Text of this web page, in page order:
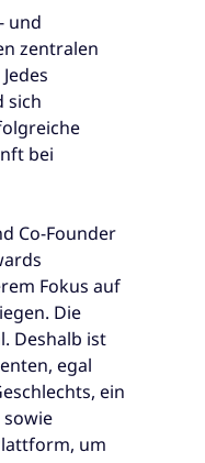
und
zentralen
sich
bei
Co-Founder
Fokus auf
Die
Deshalb ist
egal
ein
um